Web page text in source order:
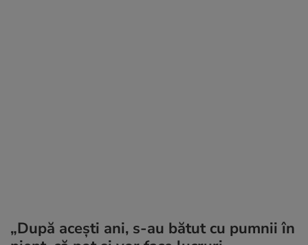
„După aceşti ani, s-au bătut cu pumnii în